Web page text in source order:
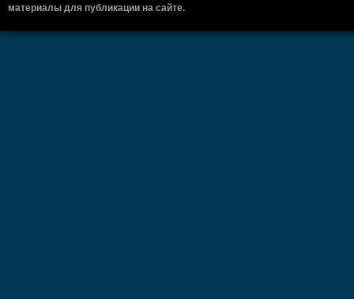
материалы для публикации на сайте.